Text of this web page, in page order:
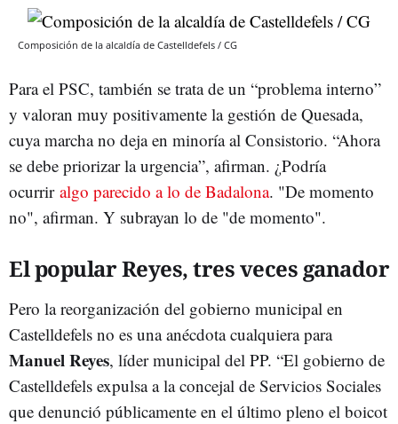
Composición de la alcaldía de Castelldefels / CG
Para el PSC, también se trata de un “problema interno”
y valoran muy positivamente la gestión de Quesada,
cuya marcha no deja en minoría al Consistorio. “Ahora
se debe priorizar la urgencia”, afirman. ¿Podría
ocurrir algo parecido a lo de Badalona. "De momento
no", afirman. Y subrayan lo de "de momento".
El popular Reyes, tres veces ganador
Pero la reorganización del gobierno municipal en
Castelldefels no es una anécdota cualquiera para
Manuel Reyes, líder municipal del PP. “El gobierno de
Castelldefels expulsa a la concejal de Servicios Sociales
que denunció públicamente en el último pleno el boicot